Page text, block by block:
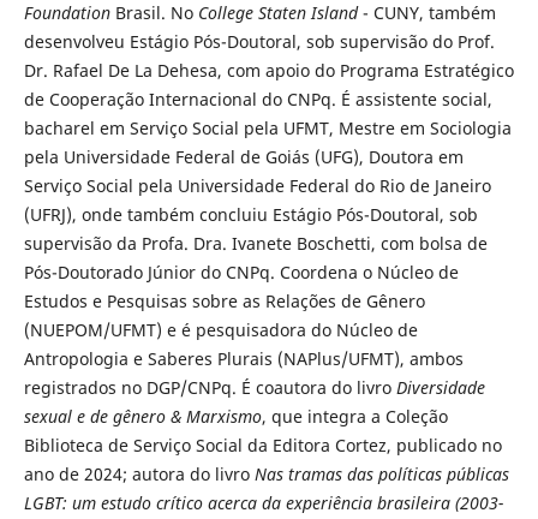
FoundationBrasil. No College Staten Island- CUNY, também
desenvolveu Estágio Pós-Doutoral, sob supervisão do Prof.
Dr. Rafael De La Dehesa, com apoio do Programa Estratégico
de Cooperação Internacional do CNPq. É assistente social,
bacharel em Serviço Social pela UFMT, Mestre em Sociologia
pela Universidade Federal de Goiás (UFG), Doutora em
Serviço Social pela Universidade Federal do Rio de Janeiro
(UFRJ), onde também concluiu Estágio Pós-Doutoral, sob
supervisão da Profa. Dra. Ivanete Boschetti, com bolsa de
Pós-Doutorado Júnior do CNPq. Coordena o Núcleo de
Estudos e Pesquisas sobre as Relações de Gênero
(NUEPOM/UFMT) e é pesquisadora do Núcleo de
Antropologia e Saberes Plurais (NAPlus/UFMT), ambos
registrados no DGP/CNPq. É coautora do livro Diversidade
sexual e de gênero & Marxismo, que integra a Coleção
Biblioteca de Serviço Social da Editora Cortez, publicado no
ano de 2024; autora do livro Nas tramas das políticas públicas
LGBT: um estudo crítico acerca da experiência brasileira (2003-